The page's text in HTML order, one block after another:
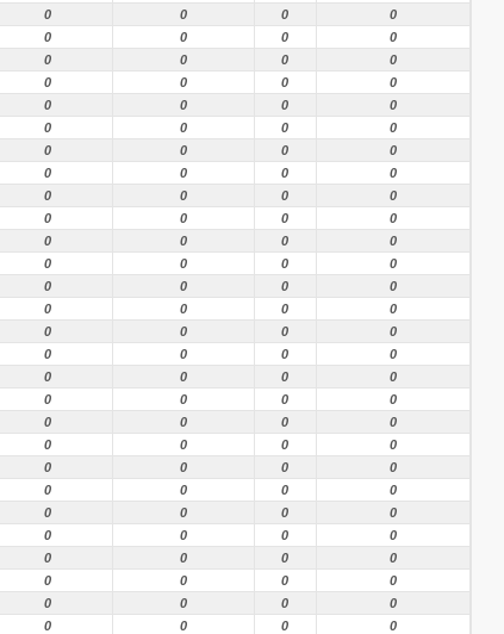
0 0 0
0
0 0 0
0
0 0 0
0
0 0 0
0
0 0 0
0
0 0 0
0
0 0 0
0
0 0 0
0
0 0 0
0
0 0 0
0
0 0 0
0
0 0 0
0
0 0 0
0
0 0 0
0
0 0 0
0
0 0 0
0
0 0 0
0
0 0 0
0
0 0 0
0
0 0 0
0
0 0 0
0
0 0 0
0
0 0 0
0
0 0 0
0
0 0 0
0
0 0 0
0
0 0 0
0
0 0 0
0